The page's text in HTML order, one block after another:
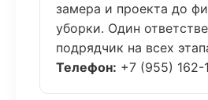
замера и проекта до
уборки. Один
подрядчик на всех
Телефон: +7 (955) 162-